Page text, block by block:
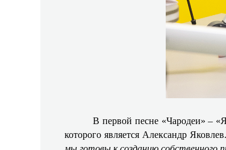
В первой песне «Чародеи» –
которого является Александр Яковлев.